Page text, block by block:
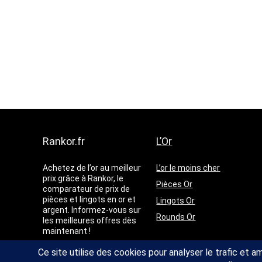
Rankor.fr
Achetez de l’or au meilleur
prix grâce à Rankor, le
comparateur de prix de
pièces et lingots en or et
argent. Informez-vous sur
les meilleures offres dès
maintenant !
L’Or
L’or le moins cher
Pièces Or
Lingots Or
Rounds Or